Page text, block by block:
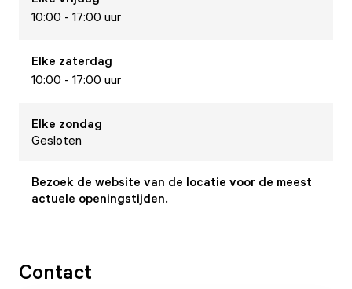
10:00 - 17:00 uur
Elke zaterdag
10:00 - 17:00 uur
Elke zondag
Gesloten
Bezoek de website van de locatie voor de meest
actuele openingstijden.
Contact